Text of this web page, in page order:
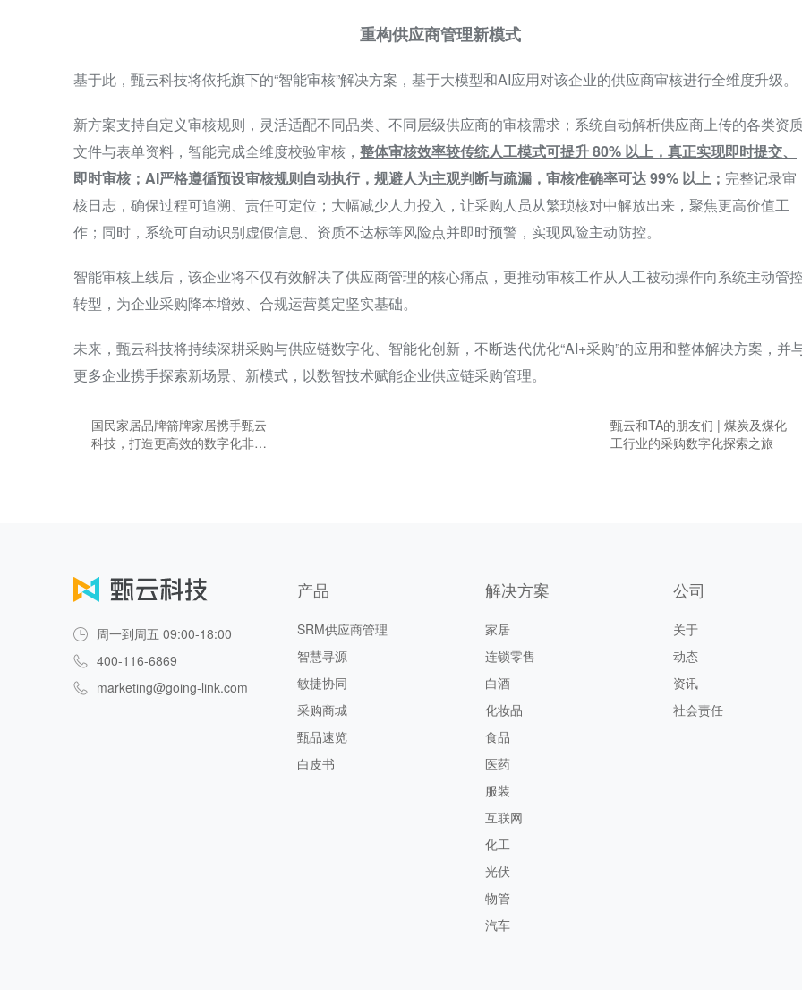
重构供应商管理新模式
基于此，甄云科技将依托旗下的“智能审核”解决方案，基于大模型和AI应用对该企业的供应商审核进行全维度升级。
新方案支持自定义审核规则，灵活适配不同品类、不同层级供应商的审核需求；系统自动解析供应商上传的各类资
文件与表单资料，智能完成全维度校验审核， 整体审核效率较传统人工模式可提升 80% 以上，真正实现即时提交、
即时审核；AI严格遵循预设审核规则自动执行，规避人为主观判断与疏漏，审核准确率可达 99% 以上； 完整记录审
核日志，确保过程可追溯、责任可定位；大幅减少人力投入，让采购人员从繁琐核对中解放出来，聚焦更高价值工
作；同时，系统可自动识别虚假信息、资质不达标等风险点并即时预警，实现风险主动防控。
智能审核上线后，该企业将不仅有效解决了供应商管理的核心痛点，更推动审核工作从人工被动操作向系统主动管
转型，为企业采购降本增效、合规运营奠定坚实基础。
未来，甄云科技将持续深耕采购与供应链数字化、智能化创新，不断迭代优化“AI+采购”的应用和整体解决方案，并
更多企业携手探索新场景、新模式，以数智技术赋能企业供应链采购管理。
国民家居品牌箭牌家居携手甄云
科技，打造更高效的数字化非生
甄云和TA的朋友们 | 煤炭及煤化
工行业的采购数字化探索之旅
周一到周五 09:00-18:00
400-116-6869
marketing@going-link.com
产品
SRM供应商管理
智慧寻源
敏捷协同
采购商城
甄品速览
白皮书
解决方案
家居
连锁零售
白酒
化妆品
食品
医药
服装
互联网
化工
光伏
物管
汽车
公司
关于
动态
资讯
社会责任